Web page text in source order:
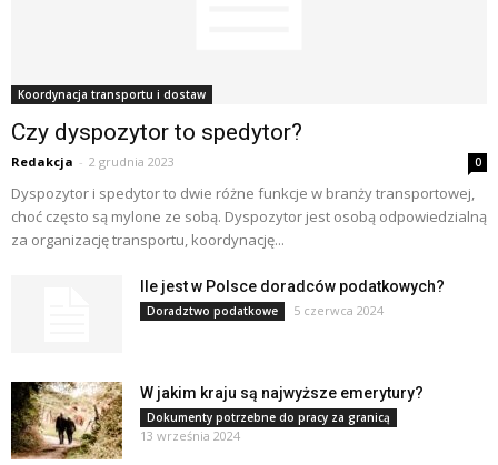
Koordynacja transportu i dostaw
Czy dyspozytor to spedytor?
Redakcja - 2 grudnia 2023 0
Dyspozytor i spedytor to dwie różne funkcje w branży transportowej,
choć często są mylone ze sobą. Dyspozytor jest osobą odpowiedzialną
za organizację transportu, koordynację...
Ile jest w Polsce doradców podatkowych?
Doradztwo podatkowe 5 czerwca 2024
W jakim kraju są najwyższe emerytury?
Dokumenty potrzebne do pracy za granicą
13 września 2024